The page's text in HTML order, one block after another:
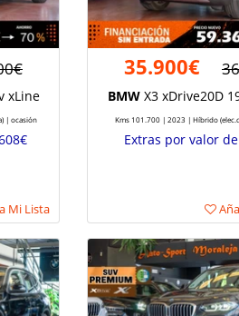
xLine
| ocasión
Mi Lista
35.900€
BMW X3 xDrive20D
Kms 101.700 | 2023 | Híbrido
Extras por valor